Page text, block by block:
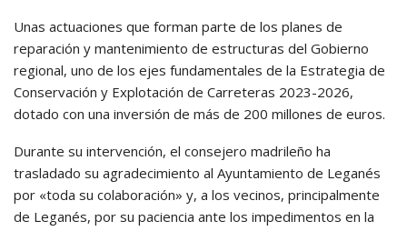
Unas actuaciones que forman parte de los planes de
reparación y mantenimiento de estructuras del Gobierno
regional, uno de los ejes fundamentales de la Estrategia de
Conservación y Explotación de Carreteras 2023-2026,
dotado con una inversión de más de 200 millones de euros.
Durante su intervención, el consejero madrileño ha
trasladado su agradecimiento al Ayuntamiento de Leganés
por «toda su colaboración» y, a los vecinos, principalmente
de Leganés, por su paciencia ante los impedimentos en la